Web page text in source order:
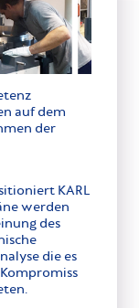
auf dem
der
KARL
werden
des
die es